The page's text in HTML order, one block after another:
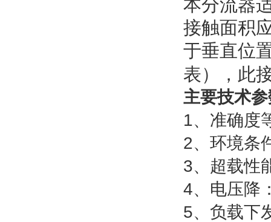
本分流器
接触面积
于垂直位
表），此
主要技术
1、准确度
2、环境条
3、超载性
4、电压降
5、负载下